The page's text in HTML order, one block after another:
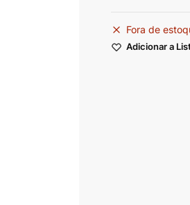
Fora de
Adicionar a